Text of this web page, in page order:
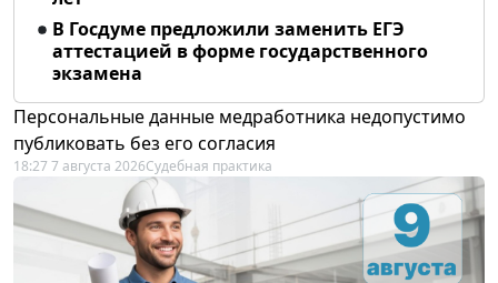
В Госдуме предложили заменить ЕГЭ
аттестацией в форме государственного
экзамена
Персональные данные медработника недопустимо
публиковать без его согласия
18:27 7 августа 2026Судебная практика